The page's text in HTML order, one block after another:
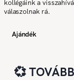
kollégáink a
válaszolnak rá.
Ajándék
💞